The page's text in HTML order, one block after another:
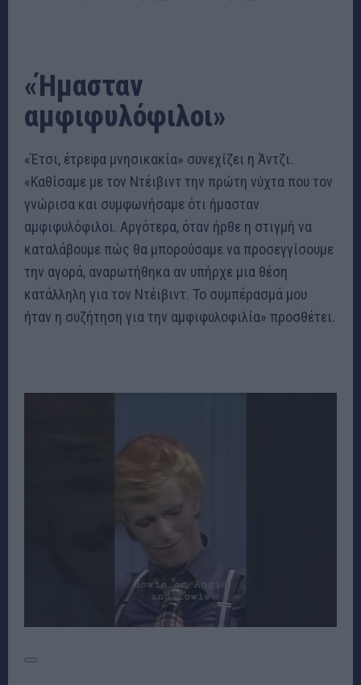
«Ήμασταν
αμφιφυλόφιλοι»
«Έτσι, έτρεφα μνησικακία» συνεχίζει η Άντζι.
«Καθίσαμε με τον Ντέιβιντ την πρώτη νύχτα που τον
γνώρισα και συμφωνήσαμε ότι ήμασταν
αμφιφυλόφιλοι. Αργότερα, όταν ήρθε η στιγμή να
καταλάβουμε πώς θα μπορούσαμε να προσεγγίσουμε
την αγορά, αναρωτήθηκα αν υπήρχε μια θέση
κατάλληλη για τον Ντέιβιντ. Το συμπέρασμά μου
ήταν η συζήτηση για την αμφιφυλοφιλία» προσθέτει.